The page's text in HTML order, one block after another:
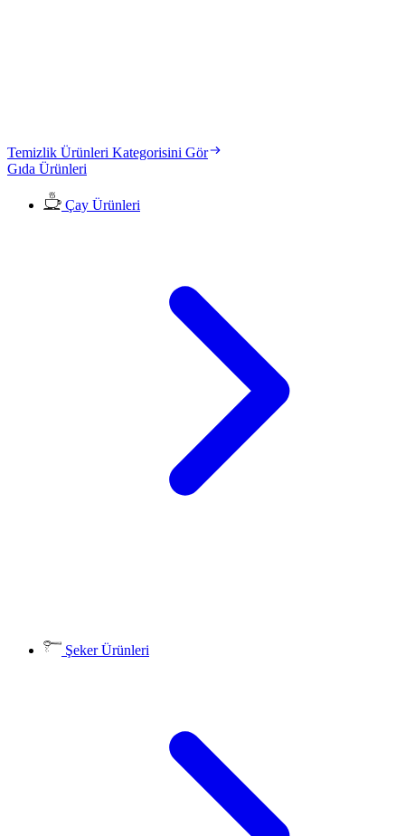
Temizlik Ürünleri Kategorisini Gör
Gıda Ürünleri
Çay Ürünleri
Şeker Ürünleri